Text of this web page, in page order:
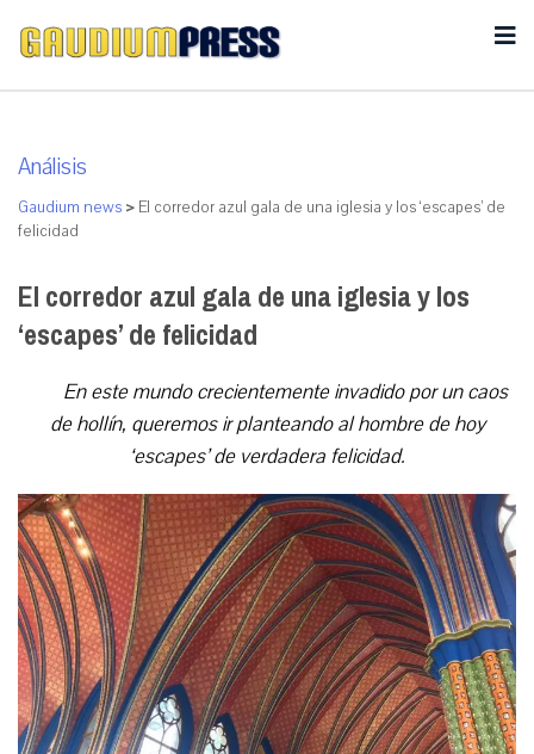
Análisis
Gaudium news > El corredor azul gala de una iglesia y los ‘escapes’ de
felicidad
El corredor azul gala de una iglesia y los
‘escapes’ de felicidad
En este mundo crecientemente invadido por un caos
de hollín, queremos ir planteando al hombre de hoy
‘escapes’ de verdadera felicidad.